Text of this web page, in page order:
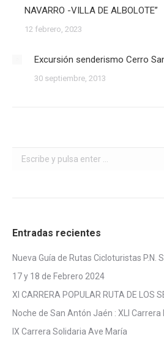
NAVARRO -VILLA DE ALBOLOTE”
12 febrero, 2023
Excursión senderismo Cerro
30 septiembre, 2013
Buscar:
Entradas recientes
Nueva Guía de Rutas Cicloturistas P.N.
17 y 18 de Febrero 2024
XI CARRERA POPULAR RUTA DE LOS
Noche de San Antón Jaén : XLI
IX Carrera Solidaria Ave María